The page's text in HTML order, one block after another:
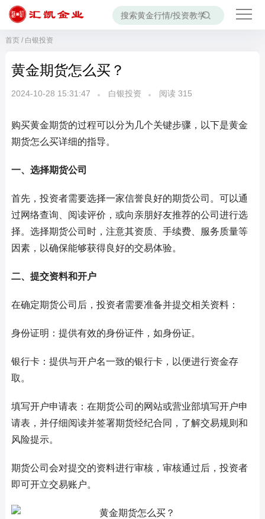
首页/ 白银投资
黄金期货怎么买？
2024-10-28 15:31:47 白银投资 阅读 315
购买黄金期货的过程可以分为几个关键步骤，以下是黄金
期货怎么买详细的指导。
一、选择期货公司
首先，投资者需要选择一家信誉良好的期货公司。可以通
过网络查询、阅读评价，或向亲朋好友推荐的公司进行选
择。选择期货公司时，注意其资质、手续费、服务质量等
因素，以确保能够获得良好的交易体验。
二、提交资料和开户
在确定期货公司后，投资者需要准备并提交相关资料：
身份证明：提供有效的身份证件，如身份证。
银行卡：提供与开户名一致的银行卡，以便进行资金存
取。
填写开户申请表：在期货公司的网站或营业部填写开户申
请表，并仔细阅读并签署期货经纪合同，了解交易规则和
风险提示。
期货公司会对提交的资料进行审核，审核通过后，投资者
即可开立交易账户。